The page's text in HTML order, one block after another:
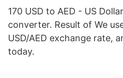
170 USD to AED - US
converter. Result of We
USD/AED exchange rate,
today.